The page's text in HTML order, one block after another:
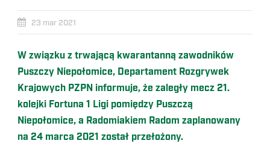
23 mar 2021
W związku z trwającą kwarantanną zawodników
Puszczy Niepołomice, Departament Rozgrywek
Krajowych PZPN informuje, że zaległy mecz 21.
kolejki Fortuna 1 Ligi pomiędzy Puszczą
Niepołomice, a Radomiakiem Radom zaplanowany
na 24 marca 2021 został przełożony.